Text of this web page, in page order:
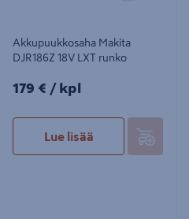
Akkupuukkosaha Makita
DJR186Z 18V LXT runko
179€/kpl
179 € / kpl
Lue lisää